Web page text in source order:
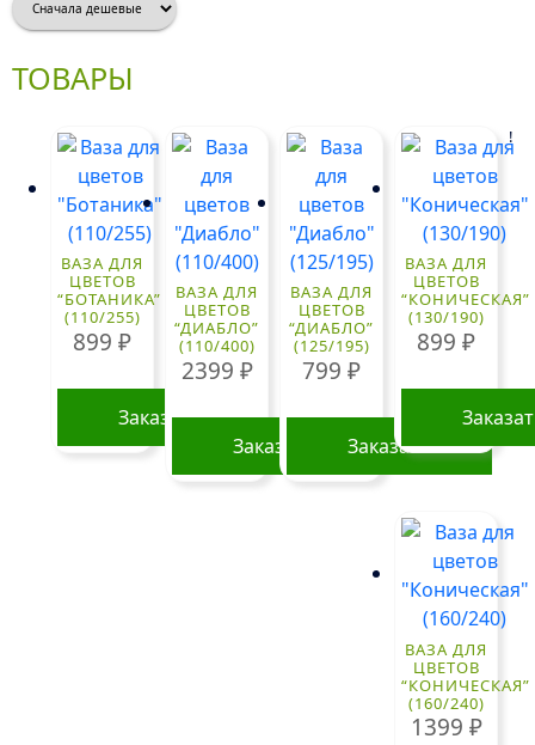
ТОВАРЫ
ВАЗА ДЛЯ
ЦВЕТОВ
“БОТАНИКА”
(110/255)
899₽
Заказать
ВАЗА ДЛЯ
ЦВЕТОВ
“ДИАБЛО”
(110/400)
2399 ₽
Заказать
ВАЗА ДЛЯ
ЦВЕТОВ
“ДИАБЛО”
(125/195)
799₽
Заказать
ВАЗА ДЛЯ
ЦВЕТОВ
“КОНИЧЕСКАЯ”
(130/190)
899₽
ВАЗА ДЛЯ
ЦВЕТОВ
“КОНИЧЕСКАЯ”
(160/240)
1399 ₽
!